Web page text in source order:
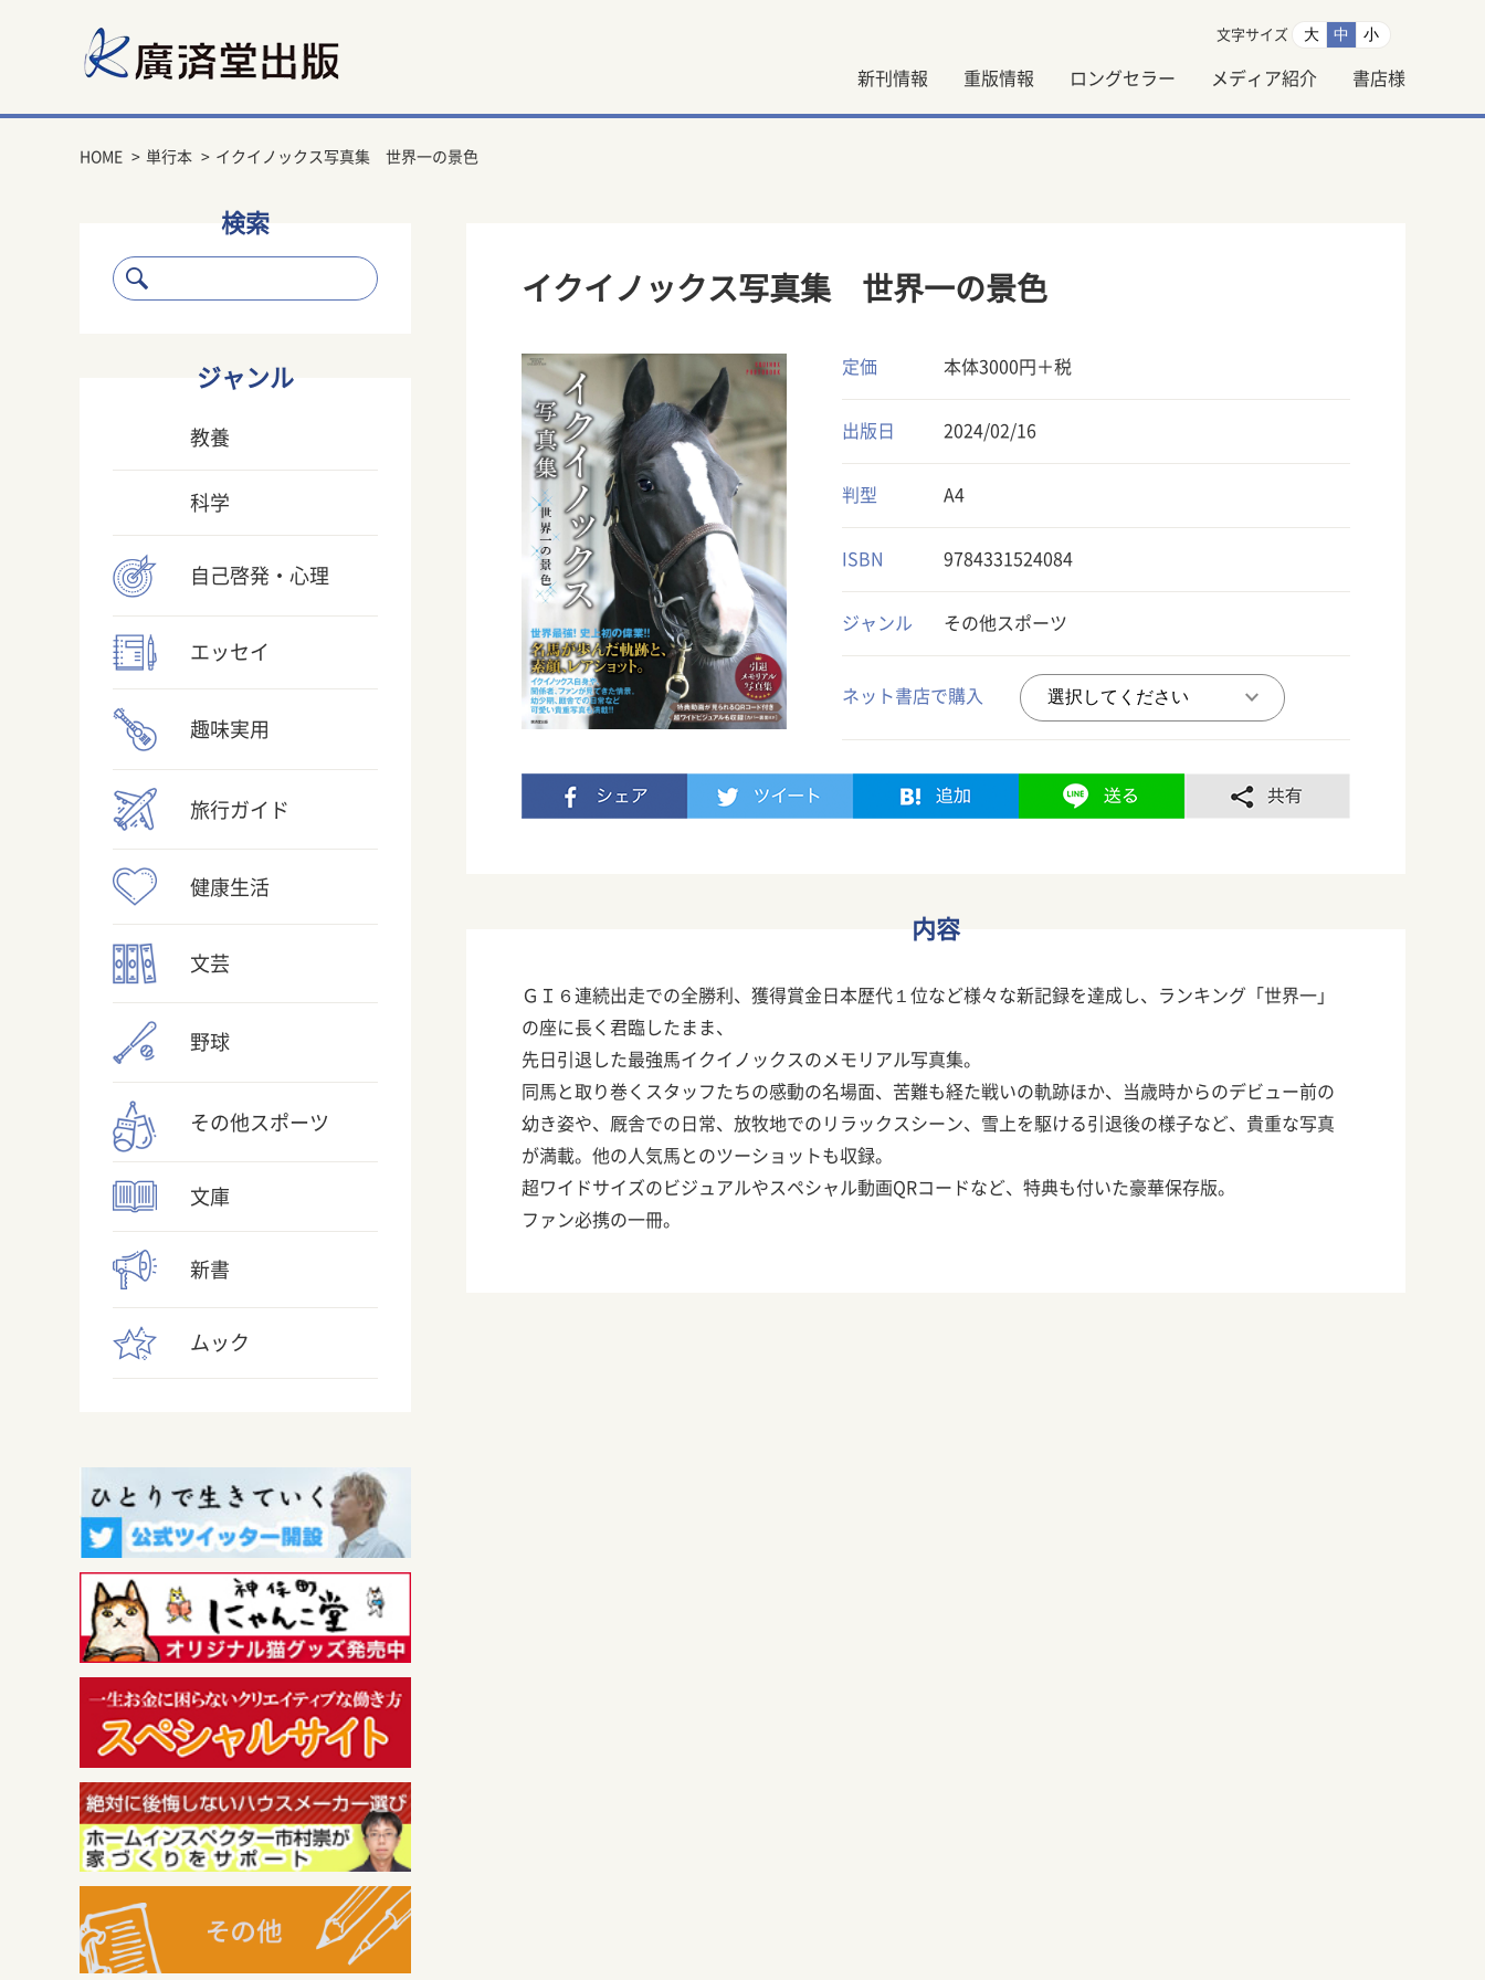
文字サイズ 大 中 小
新刊情報 重版情報 ロングセラー メディア紹介 書店様
HOME 単行本 イクイノックス写真集 世界一の景色
検索
ジャンル
教養
科学
自己啓発・心理
エッセイ
趣味実用
旅行ガイド
健康生活
文芸
野球
その他スポーツ
文庫
新書
ムック
イクイノックス写真集 世界一の景色
定価 本体3000円＋税
出版日 2024/02/16
判型 A4
ISBN 9784331524084
ジャンル その他スポーツ
ネット書店で購入
内容
ＧＩ６連続出走での全勝利、獲得賞金日本歴代１位など様々な新記録を達成し、ランキング「世界一」
の座に長く君臨したまま、
先日引退した最強馬イクイノックスのメモリアル写真集。
同馬と取り巻くスタッフたちの感動の名場面、苦難も経た戦いの軌跡ほか、当歳時からのデビュー前の
幼き姿や、厩舎での日常、放牧地でのリラックスシーン、雪上を駆ける引退後の様子など、貴重な写真
が満載。他の人気馬とのツーショットも収録。
超ワイドサイズのビジュアルやスペシャル動画QRコードなど、特典も付いた豪華保存版。
ファン必携の一冊。